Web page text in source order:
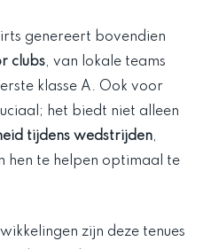
genereert bovendien
clubs, van lokale teams
klasse A. Ook voor
het biedt niet alleen
tijdens wedstrijden,
hen te helpen optimaal te
zijn deze tenues